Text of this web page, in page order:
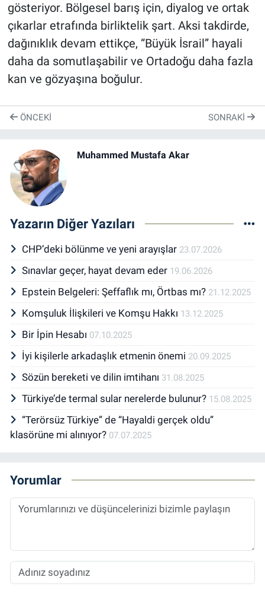
gösteriyor. Bölgesel barış için, diyalog ve ortak
çıkarlar etrafında birliktelik şart. Aksi takdirde,
dağınıklık devam ettikçe, “Büyük İsrail” hayali
daha da somutlaşabilir ve Ortadoğu daha fazla
kan ve gözyaşına boğulur.
ÖNCEKI SONRAKI
Muhammed Mustafa Akar
Yazarın Diğer Yazıları
CHP’deki bölünme ve yeni arayışlar 23.07.2026
Sınavlar geçer, hayat devam eder 19.06.2026
Epstein Belgeleri: Şeffaflık mı, Örtbas mı? 21.12.2025
Komşuluk İlişkileri ve Komşu Hakkı 13.12.2025
Bir İpin Hesabı 07.10.2025
İyi kişilerle arkadaşlık etmenin önemi 20.09.2025
Sözün bereketi ve dilin imtihanı 31.08.2025
Türkiye’de termal sular nerelerde bulunur? 15.08.2025
“Terörsüz Türkiye” de “Hayaldi gerçek oldu”
klasörüne mi alınıyor? 07.07.2025
Yorumlar